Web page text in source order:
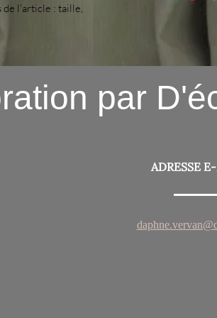
de l'article : taille,
par
ADRESSE